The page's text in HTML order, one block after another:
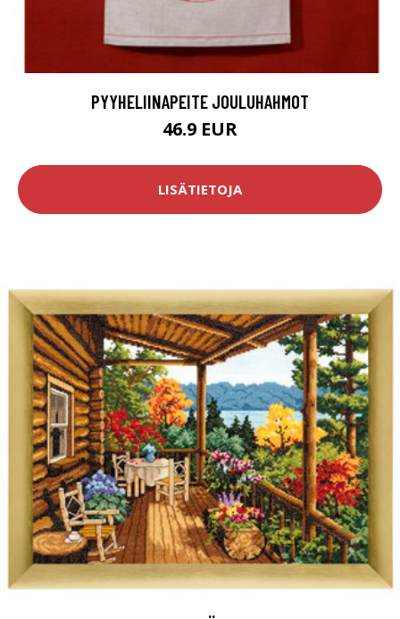
PYYHELIINAPEITE JOULUHAHMOT
46.9 EUR
LISÄTIETOJA